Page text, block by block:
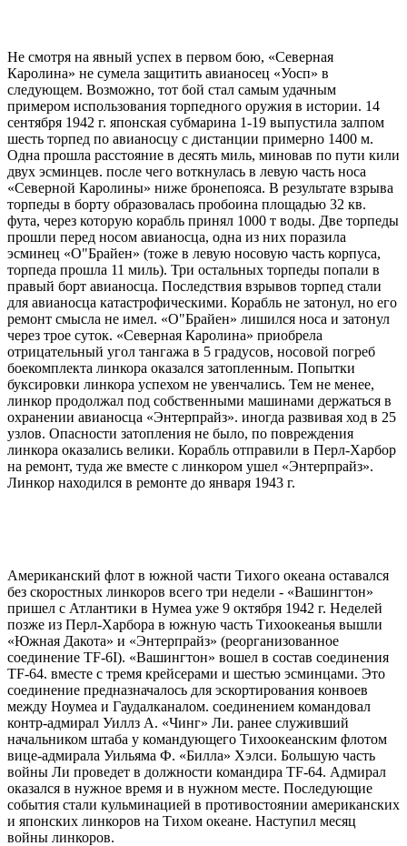
Не смотря на явный успех в первом бою, «Северная
Каролина» не сумела защитить авианосец «Уосп» в
следующем. Возможно, тот бой стал самым удачным
примером использования торпедного оружия в истории. 14
сентября 1942 г. японская субмарина 1-19 выпустила залпом
шесть торпед по авианосцу с дистанции примерно 1400 м.
Одна прошла расстояние в десять миль, миновав по пути кили
двух эсминцев. после чего воткнулась в левую часть носа
«Северной Каролины» ниже бронепояса. В результате взрыва
торпеды в борту образовалась пробоина площадью 32 кв.
фута, через которую корабль принял 1000 т воды. Две торпеды
прошли перед носом авианосца, одна из них поразила
эсминец «О"Брайен» (тоже в левую носовую часть корпуса,
торпеда прошла 11 миль). Три остальных торпеды попали в
правый борт авианосца. Последствия взрывов торпед стали
для авианосца катастрофическими. Корабль не затонул, но его
ремонт смысла не имел. «О"Брайен» лишился носа и затонул
через трое суток. «Северная Каролина» приобрела
отрицательный угол тангажа в 5 градусов, носовой погреб
боекомплекта линкора оказался затопленным. Попытки
буксировки линкора успехом не увенчались. Тем не менее,
линкор продолжал под собственными машинами держаться в
охранении авианосца «Энтерпрайз». иногда развивая ход в 25
узлов. Опасности затопления не было, по повреждения
линкора оказались велики. Корабль отправили в Перл-Харбор
на ремонт, туда же вместе с линкором ушел «Энтерпрайз».
Линкор находился в ремонте до января 1943 г.
Американский флот в южной части Тихого океана оставался
без скоростных линкоров всего три недели - «Вашингтон»
пришел с Атлантики в Нумеа уже 9 октября 1942 г. Неделей
позже из Перл-Харбора в южную часть Тихоокеанья вышли
«Южная Дакота» и «Энтерпрайз» (реорганизованное
соединение TF-6I). «Вашингтон» вошел в состав соединения
TF-64. вместе с тремя крейсерами и шестью эсминцами. Это
соединение предназначалось для эскортирования конвоев
между Ноумеа и Гаудалканалом. соединением командовал
контр-адмирал Уиллз А. «Чинг» Ли. ранее служивший
начальником штаба у командующего Тихоокеанским флотом
вице-адмирала Уильяма Ф. «Билла» Хэлси. Большую часть
войны Ли проведет в должности командира TF-64. Адмирал
оказался в нужное время и в нужном месте. Последующие
события стали кульминацией в противостоянии американских
и японских линкоров на Тихом океане. Наступил месяц
войны линкоров.